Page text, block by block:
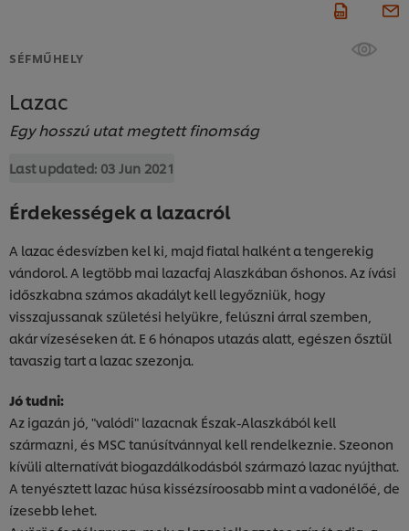
SÉFMŰHELY
Lazac
Egy hosszú utat megtett finomság
Last updated: 03 Jun 2021
Érdekességek a lazacról
A lazac édesvízben kel ki, majd fiatal halként a tengerekig
vándorol. A legtöbb mai lazacfaj Alaszkában őshonos. Az ívási
időszkabna számos akadályt kell legyőzniük, hogy
visszajussanak születési helyükre, felúszni árral szemben,
akár vízeséseken át. E 6 hónapos utazás alatt, egészen ősztül
tavaszig tart a lazac szezonja.
Jó tudni:
Az igazán jó, "valódi" lazacnak Észak-Alaszkából kell
származni, és MSC tanúsítvánnyal kell rendelkeznie. Szeonon
kívüli alternatívát biogazdálkodásból származó lazac nyújthat.
A tenyésztett lazac húsa kissézsíroosabb mint a vadonélőé, de
ízesebb lehet.